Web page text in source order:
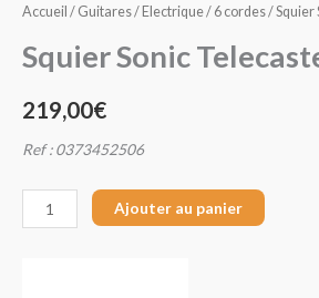
Accueil / Guitares/ Electrique/ 6 cordes/ Squier
Squier Sonic
219,00€
Ref : 0373452506
Ajouter au panier